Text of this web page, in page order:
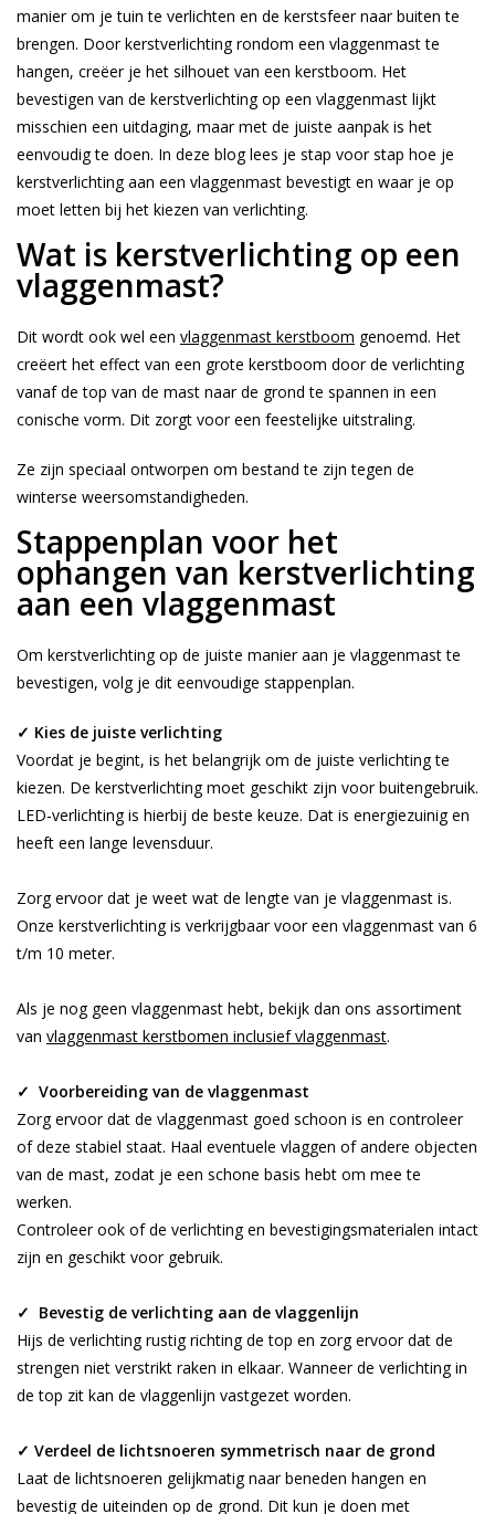
manier om je tuin te verlichten en de kerstsfeer naar buiten te
brengen. Door kerstverlichting rondom een vlaggenmast te
hangen, creëer je het silhouet van een kerstboom. Het
bevestigen van de kerstverlichting op een vlaggenmast lijkt
misschien een uitdaging, maar met de juiste aanpak is het
eenvoudig te doen. In deze blog lees je stap voor stap hoe je
kerstverlichting aan een vlaggenmast bevestigt en waar je op
moet letten bij het kiezen van verlichting.
Wat is kerstverlichting op een
vlaggenmast?
Dit wordt ook wel een vlaggenmast kerstboom genoemd. Het
creëert het effect van een grote kerstboom door de verlichting
vanaf de top van de mast naar de grond te spannen in een
conische vorm. Dit zorgt voor een feestelijke uitstraling.
Ze zijn speciaal ontworpen om bestand te zijn tegen de
winterse weersomstandigheden.
Stappenplan voor het
ophangen van kerstverlichting
aan een vlaggenmast
Om kerstverlichting op de juiste manier aan je vlaggenmast te
bevestigen, volg je dit eenvoudige stappenplan.
✓ Kies de juiste verlichting
Voordat je begint, is het belangrijk om de juiste verlichting te
kiezen. De kerstverlichting moet geschikt zijn voor buitengebruik.
LED-verlichting is hierbij de beste keuze. Dat is energiezuinig en
heeft een lange levensduur.
Zorg ervoor dat je weet wat de lengte van je vlaggenmast is.
Onze kerstverlichting is verkrijgbaar voor een vlaggenmast van 6
t/m 10 meter.
Als je nog geen vlaggenmast hebt, bekijk dan ons assortiment
van vlaggenmast kerstbomen inclusief vlaggenmast.
✓ Voorbereiding van de vlaggenmast
Zorg ervoor dat de vlaggenmast goed schoon is en controleer
of deze stabiel staat. Haal eventuele vlaggen of andere objecten
van de mast, zodat je een schone basis hebt om mee te
werken.
Controleer ook of de verlichting en bevestigingsmaterialen intact
zijn en geschikt voor gebruik.
✓ Bevestig de verlichting aan de vlaggenlijn
Hijs de verlichting rustig richting de top en zorg ervoor dat de
strengen niet verstrikt raken in elkaar. Wanneer de verlichting in
de top zit kan de vlaggenlijn vastgezet worden.
✓ Verdeel de lichtsnoeren symmetrisch naar de grond
Laat de lichtsnoeren gelijkmatig naar beneden hangen en
bevestig de uiteinden op de grond. Dit kun je doen met